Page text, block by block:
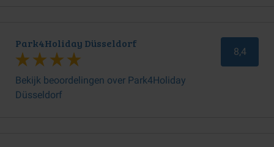
Park4Holiday Düsseldorf
Bekijk beoordelingen over Park4Holiday
Düsseldorf
8,4